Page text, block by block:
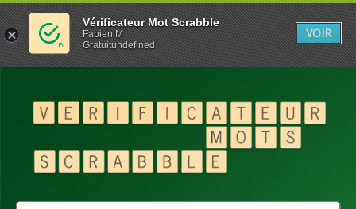
Vérificateur Mot Scrabble
Fabien M
Gratuitundefined
VOIR